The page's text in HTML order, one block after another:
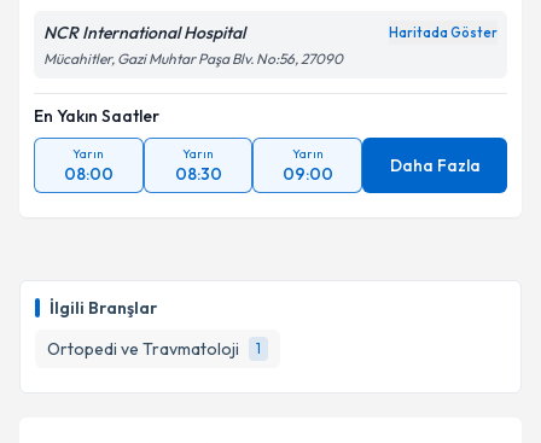
İlgili Branşlar
Ortopedi ve Travmatoloji
1
NCR International Hospital Haritada Göster
Mücahitler, Gazi Muhtar Paşa Blv. No:56, 27090
En Yakın Saatler
Yarın
08:00
Yarın
08:30
Yarın
09:00 Daha Fazla